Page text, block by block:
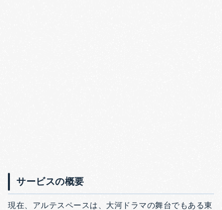
サービスの概要
現在、アルテスペースは、大河ドラマの舞台でもある東